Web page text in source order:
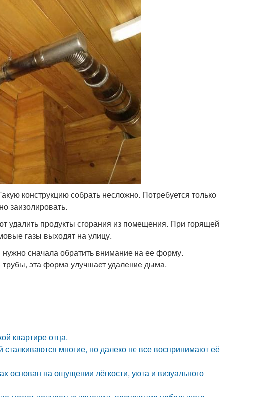
конструкцию собрать несложно. Потребуется только
заизолировать.
продукты сгорания из помещения. При горящей
газы выходят на улицу.
сначала обратить внимание на ее форму.
эта форма улучшает удаление дыма.
квартире отца.
многие, но далеко не все воспринимают её
основан на ощущении лёгкости, уюта и визуального